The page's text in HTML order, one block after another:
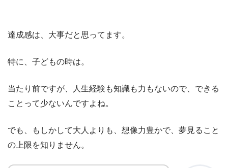
達成感は、大事だと思ってます。
特に、子どもの時は。
当たり前ですが、人生経験も知識も力もないので、できる
ことって少ないんですよね。
でも、もしかして大人よりも、想像力豊かで、夢見ること
の上限を知りません。